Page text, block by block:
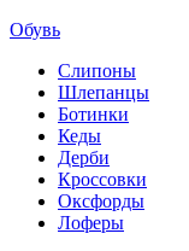
Обувь
Слипоны
Шлепанцы
Ботинки
Кеды
Дерби
Кроссовки
Оксфорды
Лоферы